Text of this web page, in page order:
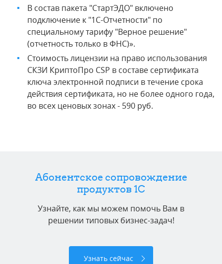
В состав пакета "СтартЭДО" включено
подключение к "1С-Отчетности" по
специальному тарифу "Верное решение"
(отчетность только в ФНС)».
Стоимость лицензии на право использования
СКЗИ КриптоПро CSP в составе сертификата
ключа электронной подписи в течение срока
действия сертификата, но не более одного года,
во всех ценовых зонах - 590 руб.
Абонентское сопровождение
продуктов 1C
Узнайте, как мы можем помочь Вам в
решении типовых бизнес-задач!
Узнать сейчас